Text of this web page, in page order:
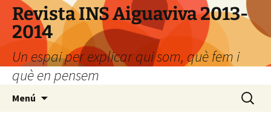
Revista INS Aiguaviva 2013-
2014
Un espai per explicar qui som, què fem i
què en pensem
Menú Cerca: